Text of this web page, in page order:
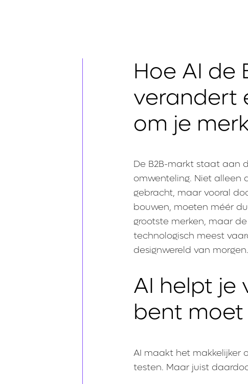
Hoe AI de
verandert
om je
De B2B-markt staat aan
omwenteling. Niet alleen
gebracht, maar vooral
bouwen, moeten méér
grootste merken, maar
technologisch meest
designwereld van morgen.
AI helpt je
bent moet
AI maakt het makkelijker
testen. Maar juist